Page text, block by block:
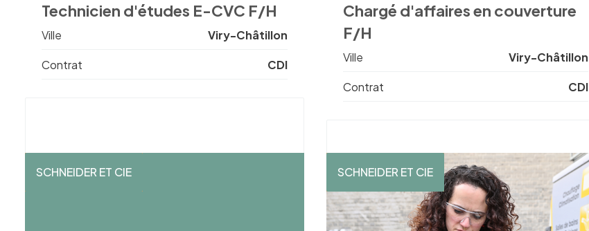
Technicien d'études E-CVC F/H
Ville Viry-Châtillon
Contrat CDI
Chargé d'affaires en couverture
F/H
Ville Viry-Châtillon
Contrat CDI
SCHNEIDER ET CIE SCHNEIDER ET CIE